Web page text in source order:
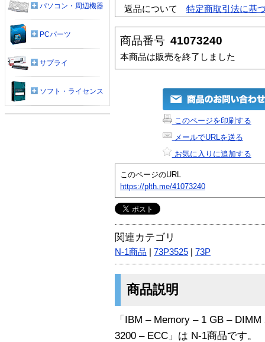
返品について
特定商取引法に基
商品番号 41073240
本商品は販売を終了しました
このページを印刷する
メールでURLを送る
お気に入りに追加する
このページのURL
https://plth.me/41073240
関連カテゴリ
N-1商品 73P3525 73P
商品説明
「IBM – Memory – 1 GB –
3200 – ECC」は N-1商品です。
パソコン・周辺機器
PCパーツ
サプライ
ソフト・ライセンス